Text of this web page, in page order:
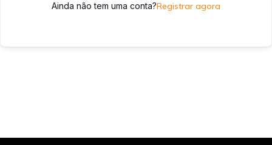
Ainda não tem uma conta?Registrar agora